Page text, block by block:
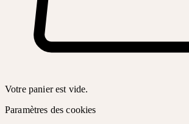
Votre panier est vide.
Paramètres des cookies